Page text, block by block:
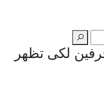
لكى تظهر